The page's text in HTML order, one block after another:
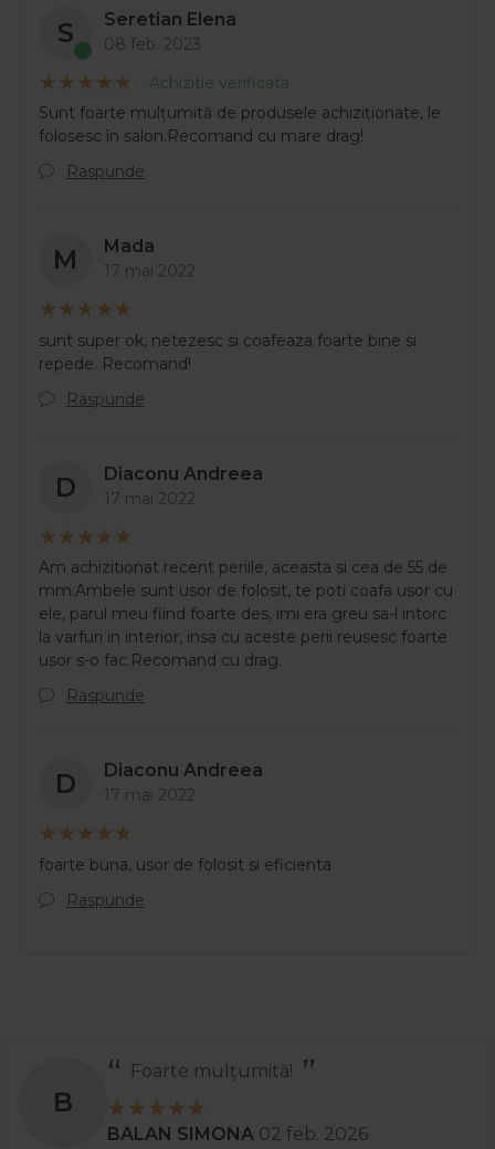
S Seretian Elena
08 feb. 2023
Achizitie verificata
Sunt foarte mulțumită de produsele achiziționate, le
folosesc în salon.Recomand cu mare drag!
Raspunde
M Mada
17 mai 2022
sunt super ok, netezesc si coafeaza foarte bine si
repede. Recomand!
Raspunde
D Diaconu Andreea
17 mai 2022
Am achizitionat recent periile, aceasta si cea de 55 de
mm.Ambele sunt usor de folosit, te poti coafa usor cu
ele, parul meu fiind foarte des, imi era greu sa-l intorc
la varfuri in interior, insa cu aceste perii reusesc foarte
usor s-o fac.Recomand cu drag.
Raspunde
D Diaconu Andreea
17 mai 2022
foarte buna, usor de folosit si eficienta
Raspunde
B
Foarte mulțumită!
BALAN SIMONA 02 feb. 2026